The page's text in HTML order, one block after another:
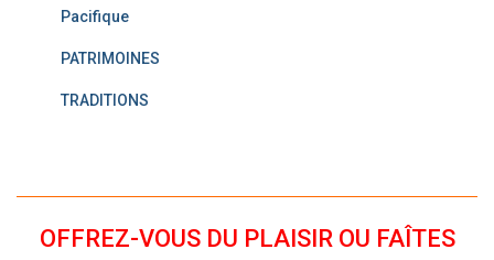
Pacifique
PATRIMOINES
TRADITIONS
OFFREZ-VOUS DU PLAISIR OU FAÎTES